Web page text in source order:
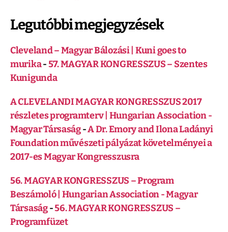
Legutóbbi megjegyzések
Cleveland – Magyar Bálozási | Kuni goes to
murika-57. MAGYAR KONGRESSZUS – Szentes
Kunigunda
A CLEVELANDI MAGYAR KONGRESSZUS 2017
részletes programterv | Hungarian Association -
Magyar Társaság-A Dr. Emory and Ilona Ladányi
Foundation művészeti pályázat követelményei a
2017-es Magyar Kongresszusra
56. MAGYAR KONGRESSZUS – Program
Beszámoló | Hungarian Association - Magyar
Társaság-56. MAGYAR KONGRESSZUS –
Programfüzet